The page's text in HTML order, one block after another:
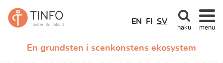
En grundsten i scenkonstens ekosystem
EN FI SV
haku menu